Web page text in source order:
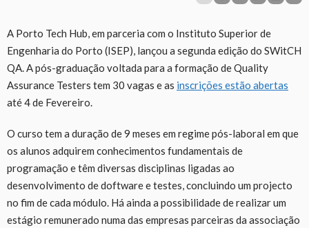
A Porto Tech Hub, em parceria com o Instituto Superior de
Engenharia do Porto (ISEP), lançou a segunda edição do SWitCH
QA. A pós-graduação voltada para a formação de Quality
Assurance Testers tem 30 vagas e as inscrições estão abertas
até 4 de Fevereiro.
O curso tem a duração de 9 meses em regime pós-laboral em que
os alunos adquirem conhecimentos fundamentais de
programação e têm diversas disciplinas ligadas ao
desenvolvimento de doftware e testes, concluindo um projecto
no fim de cada módulo. Há ainda a possibilidade de realizar um
estágio remunerado numa das empresas parceiras da associação